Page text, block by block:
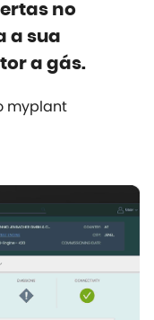
no
a sua
a gás.
myplant